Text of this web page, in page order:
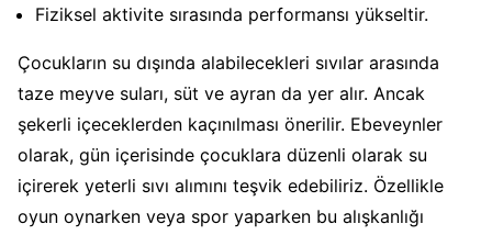
Fiziksel aktivite sırasında performansı yükseltir.
Çocukların su dışında alabilecekleri sıvılar arasında
taze meyve suları, süt ve ayran da yer alır. Ancak
şekerli içeceklerden kaçınılması önerilir. Ebeveynler
olarak, gün içerisinde çocuklara düzenli olarak su
içirerek yeterli sıvı alımını teşvik edebiliriz. Özellikle
oyun oynarken veya spor yaparken bu alışkanlığı